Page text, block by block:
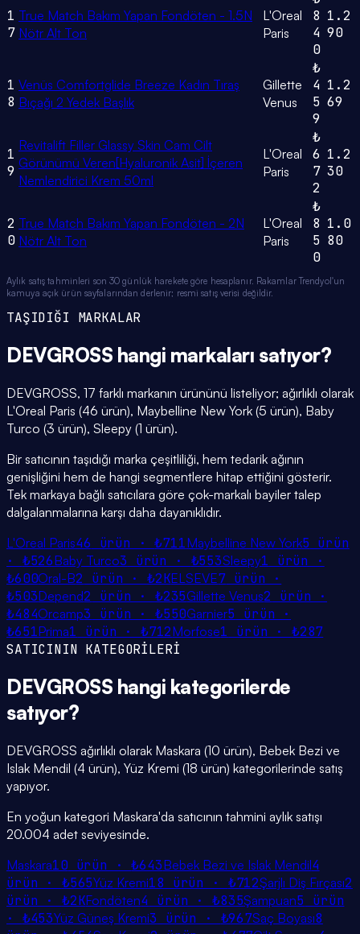
1
7
True Match Bakım Yapan Fondöten - 1.5N
Nötr Alt Ton
L'Oreal
Paris
8
4
0
1.2
90
1
8
Venüs Comfortglide Breeze Kadın Tıraş
Bıçağı 2 Yedek Başlık
Gillette
Venus
₺
4
5
9
1.2
69
1
9
Revitalift Filler Glassy Skin Cam Cilt
Görünümü Veren[Hyaluronik Asit] İçeren
Nemlendirici Krem 50ml
L'Oreal
Paris
₺
6
7
2
1.2
30
2
0
True Match Bakım Yapan Fondöten - 2N
Nötr Alt Ton
L'Oreal
Paris
₺
8
5
0
1.0
80
Aylık satış tahminleri son 30 günlük harekete göre hesaplanır. Rakamlar Trendyol'un
kamuya açık ürün sayfalarından derlenir; resmi satış verisi değildir.
TAŞIDIĞI MARKALAR
DEVGROSS hangi markaları satıyor?
DEVGROSS, 17 farklı markanın ürününü listeliyor; ağırlıklı olarak
L'Oreal Paris (46 ürün), Maybelline New York (5 ürün), Baby
Turco (3 ürün), Sleepy (1 ürün).
Bir satıcının taşıdığı marka çeşitliliği, hem tedarik ağının
genişliğini hem de hangi segmentlere hitap ettiğini gösterir.
Tek markaya bağlı satıcılara göre çok-markalı bayiler talep
dalgalanmalarına karşı daha dayanıklıdır.
L'Oreal Paris46 ürün ·₺711Maybelline New York5 ürün
· ₺526Baby Turco3 ürün · ₺553Sleepy1 ürün ·
₺600Oral-B2 ürün · ₺2KELSEVE7 ürün ·
₺503Depend2 ürün · ₺235Gillette Venus2
ürün ·
₺484Orcamp3 ürün · ₺550Garnier5
ürün ·
₺651Prima1 ürün · ₺712Morfose1 ürün · ₺287
SATICININ KATEGORİLERİ
DEVGROSS hangi kategorilerde
satıyor?
DEVGROSS ağırlıklı olarak Maskara (10 ürün), Bebek Bezi ve
Islak Mendil (4 ürün), Yüz Kremi (18 ürün) kategorilerinde satış
yapıyor.
En yoğun kategori Maskara'da satıcının tahmini aylık satışı
20.004 adet seviyesinde.
Maskara10ürün ·₺643Bebek Bezi ve Islak Mendil4
ürün · ₺565Yüz Kremi18 ürün · ₺712Şarjlı Diş Fırçası2
ürün · ₺2KFondöten4 ürün · ₺835Şampuan5
ürün
· ₺453Yüz Güneş Kremi3 ürün · ₺967Saç Boyası8